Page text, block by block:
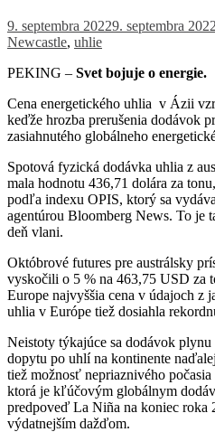
9. septembra 20229. septembra 2022
Newcastle, uhlie
PEKING – Svet bojuje o energie.
Cena energetického uhlia v Ázii
keďže hrozba prerušenia dodávok
zasiahnutého globálneho
Spotová fyzická dodávka uhlia z
mala hodnotu 436,71 dolára za
podľa indexu OPIS, ktorý sa
agentúrou Bloomberg News. To je
deň vlani.
Októbrové futures pre austrálsky
vyskočili o 5 % na 463,75 USD za
Europe najvyššia cena v údajoch z
uhlia v Európe tiež dosiahla
Neistoty týkajúce sa dodávok
dopytu po uhlí na kontinente
tiež možnosť nepriaznivého
ktorá je kľúčovým globálnym
predpoveď La Niña na koniec roka
výdatnejším dažďom.